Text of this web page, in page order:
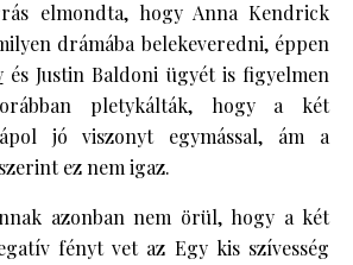
elmondta, hogy Anna Kendrick
drámába belekeveredni, éppen
és Justin Baldoni ügyét is figyelmen
pletykálták, hogy a két
jó viszonyt egymással, ám a
ez nem igaz.
azonban nem örül, hogy a két
fényt vet az Egy kis szívesség